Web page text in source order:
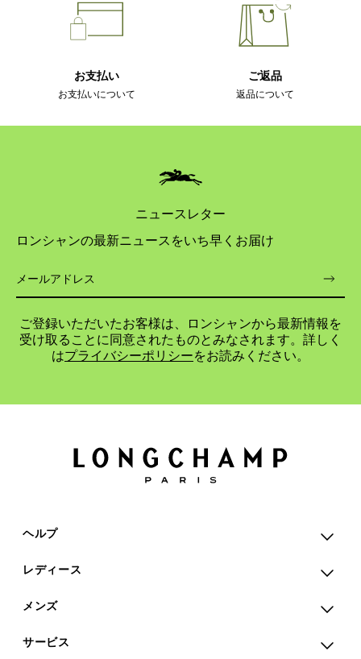
お支払い
お支払いについて
ご返品
返品について
ニュースレター
ロンシャンの最新ニュースをいち早くお届け
ご登録いただいたお客様は、ロンシャンから最新情報を
受け取ることに同意されたものとみなされます。詳しく
はプライバシーポリシーをお読みください。
ヘルプ
レディース
メンズ
サービス